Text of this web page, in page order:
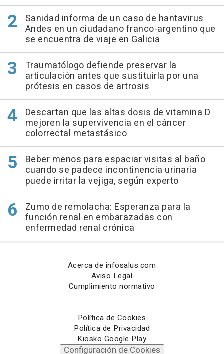
Sanidad informa de un caso de hantavirus
Andes en un ciudadano franco-argentino que
se encuentra de viaje en Galicia
Traumatólogo defiende preservar la
articulación antes que sustituirla por una
prótesis en casos de artrosis
Descartan que las altas dosis de vitamina D
mejoren la supervivencia en el cáncer
colorrectal metastásico
Beber menos para espaciar visitas al baño
cuando se padece incontinencia urinaria
puede irritar la vejiga, según experto
Zumo de remolacha: Esperanza para la
función renal en embarazadas con
enfermedad renal crónica
Acerca de infosalus.com
Aviso Legal
Cumplimiento normativo
Política de Cookies
Política de Privacidad
Kiosko Google Play
Configuración de Cookies